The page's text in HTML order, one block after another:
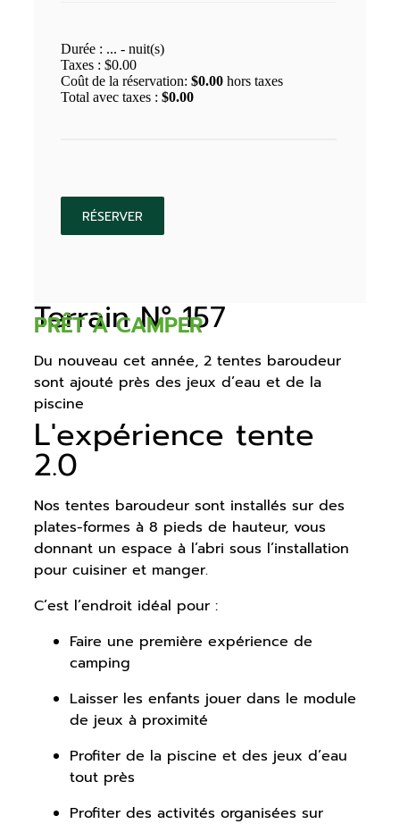
Terrain N° 157
PRÊT À CAMPER
Du nouveau cet année, 2 tentes baroudeur
sont ajouté près des jeux d’eau et de la
piscine
L'expérience tente
2.0
Nos tentes baroudeur sont installés sur des
plates-formes à 8 pieds de hauteur, vous
donnant un espace à l’abri sous l’installation
pour cuisiner et manger.
C’est l’endroit idéal pour :
Faire une première expérience de
camping
Laisser les enfants jouer dans le module
de jeux à proximité
Profiter de la piscine et des jeux d’eau
tout près
Profiter des activités organisées sur
Durée : ... - nuit(s)
Taxes :$0.00
Coût de la réservation:$0.00 hors taxes
Total avec taxes :$0.00